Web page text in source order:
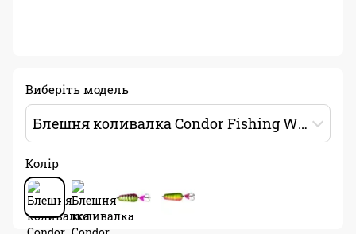
Виберіть модель
Блешня коливалка Condor Fishing Wave (5036) 15г 55мм Колір: 171
Колір